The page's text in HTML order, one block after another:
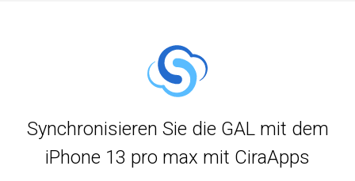
Synchronisieren Sie die GAL mit dem
iPhone 13 pro max mit CiraApps